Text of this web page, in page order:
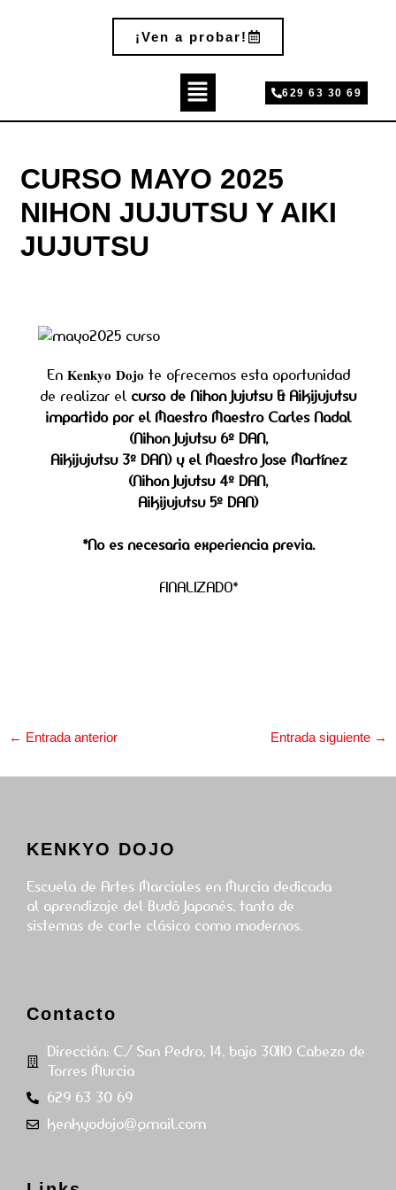
¡Ven a probar!
Main
Menu
629 63 30 69
CURSO MAYO 2025
NIHON JUJUTSU Y AIKI
JUJUTSU
En 𝐊𝐞𝐧𝐤𝐲𝐨 𝐃𝐨𝐣𝐨 te ofrecemos esta oportunidad
de realizar el curso de Nihon Jujutsu & Aikijujutsu
impartido por el Maestro Maestro Carles Nadal
(Nihon Jujutsu 6º DAN,
Aikijujutsu 3º DAN) y el Maestro Jose Martínez
(Nihon Jujutsu 4º DAN,
Aikijujutsu 5º DAN)
*No es necesaria experiencia previa.⁣
FINALIZADO*
← Entrada anterior Entrada siguiente →
KENKYO DOJO
Escuela de Artes Marciales en Murcia dedicada
al aprendizaje del Budô Japonés, tanto de
sistemas de corte clásico como modernos.
Contacto
Dirección: C./ San Pedro, 14, bajo 30110 Cabezo de
Torres Murcia
629 63 30 69
kenkyodojo@gmail.com